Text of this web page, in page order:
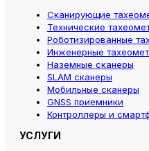
Сканирующие
Технические
Роботизированные
Инженерные
Наземные сканеры
SLAM сканеры
Мобильные сканеры
GNSS приемники
Контроллеры и
УСЛУГИ